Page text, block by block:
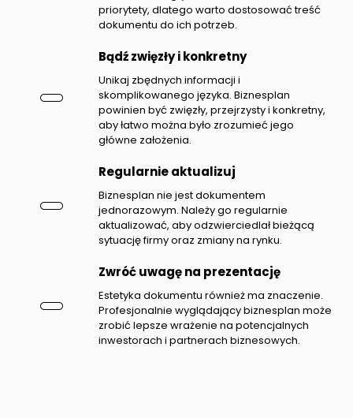
priorytety, dlatego warto dostosować treść
dokumentu do ich potrzeb.
Bądź zwięzły i konkretny
Unikaj zbędnych informacji i
skomplikowanego języka. Biznesplan
powinien być zwięzły, przejrzysty i konkretny,
aby łatwo można było zrozumieć jego
główne założenia.
Regularnie aktualizuj
Biznesplan nie jest dokumentem
jednorazowym. Należy go regularnie
aktualizować, aby odzwierciedlał bieżącą
sytuację firmy oraz zmiany na rynku.
Zwróć uwagę na prezentację
Estetyka dokumentu również ma znaczenie.
Profesjonalnie wyglądający biznesplan może
zrobić lepsze wrażenie na potencjalnych
inwestorach i partnerach biznesowych.